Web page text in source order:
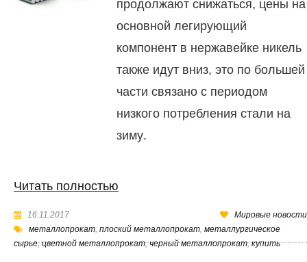
продолжают снижаться, цены на
основной легирующий
компонент в нержавейке никель
также идут вниз, это по большей
части связано с периодом
низкого потребления стали на
зиму.
Читать полностью
16.11.2017
Мировые новости
металлопрокат, плоский металлопрокат, металлургическое
сырье,цветной металлопрокат,черный металлопрокат,купить